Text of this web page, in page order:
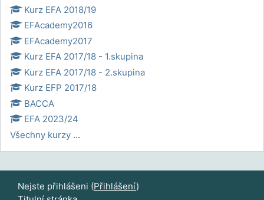
Kurz EFA 2018/19
EFAcademy2016
EFAcademy2017
Kurz EFA 2017/18 - 1.skupina
Kurz EFA 2017/18 - 2.skupina
Kurz EFP 2017/18
BACCA
EFA 2023/24
Všechny kurzy ...
Nejste přihlášeni (Přihlášení)